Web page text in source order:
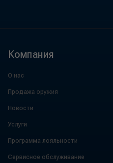
Компания
О нас
Продажа оружия
Новости
Услуги
Программа лояльности
Сервисное обслуживание